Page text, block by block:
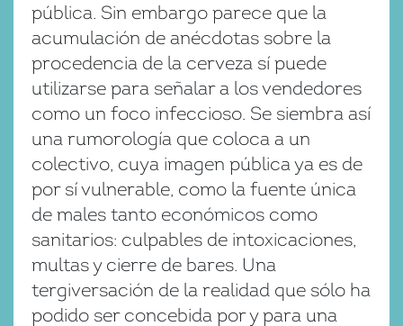
pública. Sin embargo parece que la
acumulación de anécdotas sobre la
procedencia de la cerveza sí puede
utilizarse para señalar a los vendedores
como un foco infeccioso. Se siembra así
una rumorología que coloca a un
colectivo, cuya imagen pública ya es de
por sí vulnerable, como la fuente única
de males tanto económicos como
sanitarios: culpables de intoxicaciones,
multas y cierre de bares. Una
tergiversación de la realidad que sólo ha
podido ser concebida por y para una